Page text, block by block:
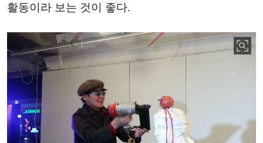
활동이라 보는 것이 좋다.